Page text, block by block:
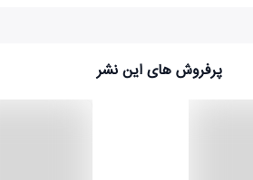
پرفروش های این نشر